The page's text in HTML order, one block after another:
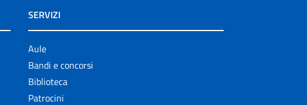
SERVIZI
Aule
Bandi e concorsi
Biblioteca
Patrocini